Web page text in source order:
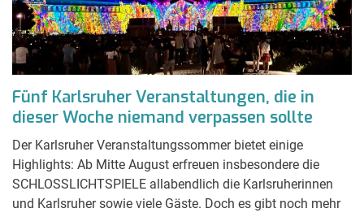
Fünf Karlsruher Veranstaltungen, die in
dieser Woche niemand verpassen sollte
Der Karlsruher Veranstaltungssommer bietet einige
Highlights: Ab Mitte August erfreuen insbesondere die
SCHLOSSLICHTSPIELE allabendlich die Karlsruherinnen
und Karlsruher sowie viele Gäste. Doch es gibt noch mehr